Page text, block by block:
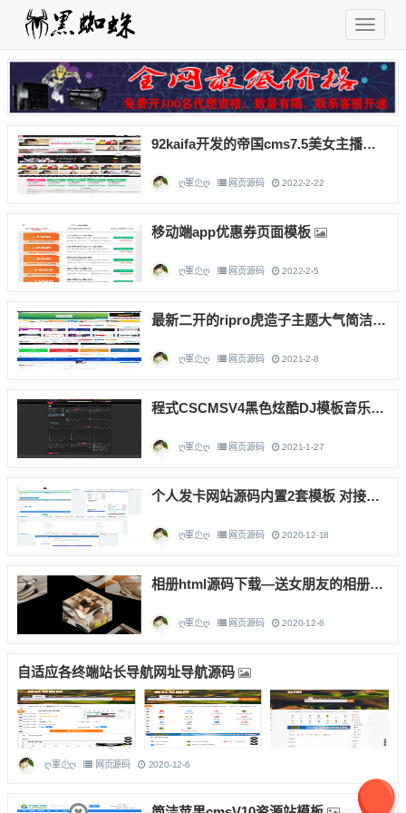
92kaifa开发的帝国cms7.5美女主播视频源码+自适应手机端 带vip会员下载功能
ღ軍尐ღ 网页源码 2022-2-22
移动端app优惠券页面模板
ღ軍尐ღ 网页源码 2022-2-5
最新二开的ripro虎造子主题大气简洁集成后台美化包v1.9+ripro破解版
ღ軍尐ღ 网页源码 2021-2-8
程式CSCMSV4黑色炫酷DJ模板音乐源码模板DJ源码模板DJ音乐门户
ღ軍尐ღ 网页源码 2021-1-27
个人发卡网站源码内置2套模板 对接码支付
ღ軍尐ღ 网页源码 2020-12-18
相册html源码下载—送女朋友的相册表白源码
ღ軍尐ღ 网页源码 2020-12-6
自适应各终端站长导航网址导航源码
ღ軍尐ღ 网页源码 2020-12-6